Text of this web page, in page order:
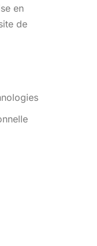
en
de